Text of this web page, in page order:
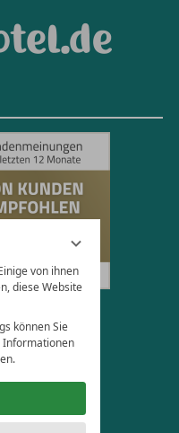
von ihnen
diese Website
können Sie
Informationen